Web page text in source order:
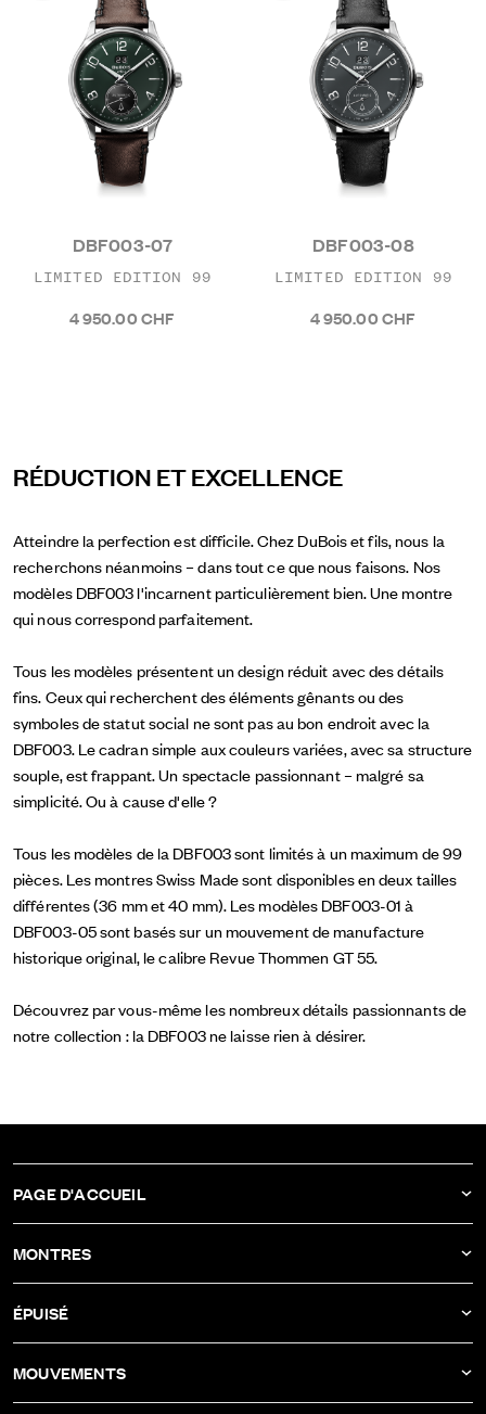
DBF003-07
LIMITED EDITION 99
4 950.00 CHF
DBF003-08
LIMITED EDITION 99
4 950.00 CHF
RÉDUCTION ET EXCELLENCE
Atteindre la perfection est difficile. Chez DuBois et fils, nous la
recherchons néanmoins – dans tout ce que nous faisons. Nos
modèles DBF003 l'incarnent particulièrement bien. Une montre
qui nous correspond parfaitement.
Tous les modèles présentent un design réduit avec des détails
fins. Ceux qui recherchent des éléments gênants ou des
symboles de statut social ne sont pas au bon endroit avec la
DBF003. Le cadran simple aux couleurs variées, avec sa structure
souple, est frappant. Un spectacle passionnant – malgré sa
simplicité. Ou à cause d'elle ?
Tous les modèles de la DBF003 sont limités à un maximum de 99
pièces. Les montres Swiss Made sont disponibles en deux tailles
différentes (36 mm et 40 mm). Les modèles DBF003-01 à
DBF003-05 sont basés sur un mouvement de manufacture
historique original, le calibre Revue Thommen GT 55.
Découvrez par vous-même les nombreux détails passionnants de
notre collection : la DBF003 ne laisse rien à désirer.
PAGE D'ACCUEIL
ATELIER
MONTRES
DBF009
ÉPUISÉ
MOUVEMENTS